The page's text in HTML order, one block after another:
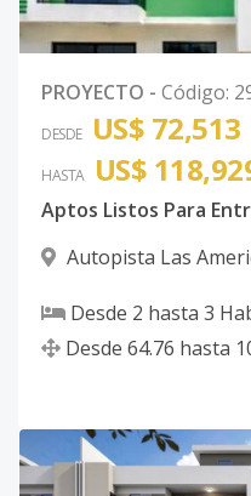
PROYECTO - Código:
DESDE US$ 72,513
HASTA US$
Aptos Listos Para
Autopista Las
Desde 2 hasta 3
Desde 64.76 hasta